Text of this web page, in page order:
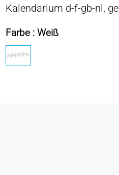
Kalendarium d-f-gb-nl,
Farbe : Weiß